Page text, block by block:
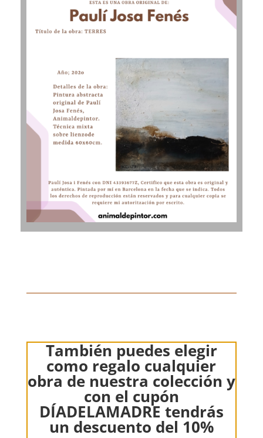
También puedes elegir
como regalo cualquier
obra de nuestra colección y
con el cupón
DÍADELAMADRE tendrás
un descuento del 10%